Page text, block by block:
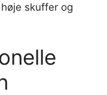
skuffer og